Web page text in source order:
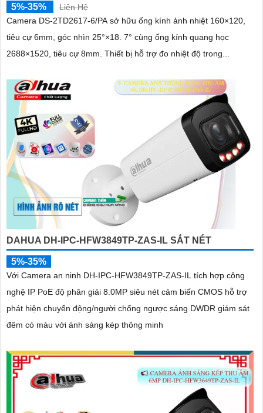
5%-35%
Liên Hệ
Camera DS-2TD2617-6/PA sở hữu ống kính ảnh nhiệt 160×120,
tiêu cự 6mm, góc nhìn 25°×18. 7° cùng ống kính quang học
2688×1520, tiêu cự 8mm. Thiết bị hỗ trợ đo nhiệt độ trong...
DAHUA DH-IPC-HFW3849TP-ZAS-IL SẮT NÉT
5%-35%
Với Camera an ninh DH-IPC-HFW3849TP-ZAS-IL tích hợp công
nghệ IP PoE độ phân giải 8.0MP siêu nét cảm biến CMOS hỗ trợ
phát hiện chuyển động/người chống ngược sáng DWDR giám sát
đêm có màu với ánh sáng kép thông minh